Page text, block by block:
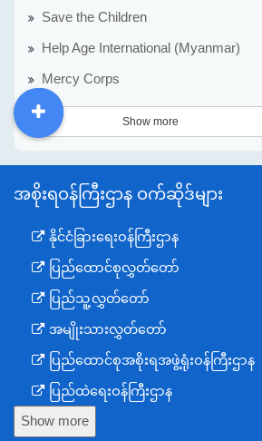
Save the Children
Help Age International (Myanmar)
Mercy Corps
Show more
အစိုးရဝန်ကြီးဌာန ဝက်ဆိုဒ်များ
နိုင်ငံခြားရေးဝန်ကြီးဌာန
ပြည်ထောင်စုလွှတ်တော်
ပြည်သူ့လွှတ်တော်
အမျိုးသားလွှတ်တော်
ပြည်ထောင်စုအစိုးရအဖွဲ့ရုံးဝန်ကြီးဌာန
ပြည်ထဲရေးဝန်ကြီးဌာန
ကာကွယ်ရေးဝန်ကြီးဌာန
Show more
DDM